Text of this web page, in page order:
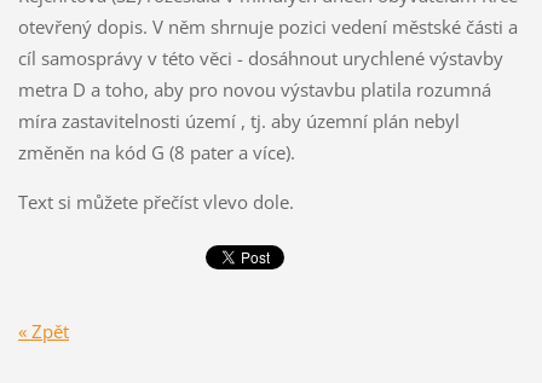
otevřený dopis. V něm shrnuje pozici vedení městské části a
cíl samosprávy v této věci - dosáhnout urychlené výstavby
metra D a toho, aby pro novou výstavbu platila rozumná
míra zastavitelnosti území , tj. aby územní plán nebyl
změněn na kód G (8 pater a více).
Text si můžete přečíst vlevo dole.
« Zpět